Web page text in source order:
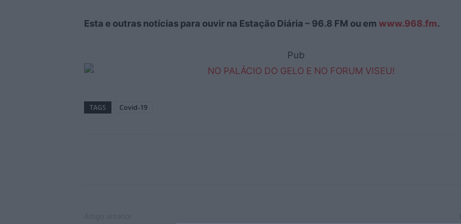
Esta e outras notícias para ouvir na Estação Diária – 96.8 FM ou em www.968.fm.
Pub
TAGS Covid-19